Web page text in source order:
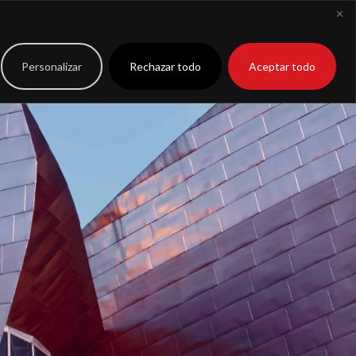
Personalizar Rechazar todo Aceptar todo